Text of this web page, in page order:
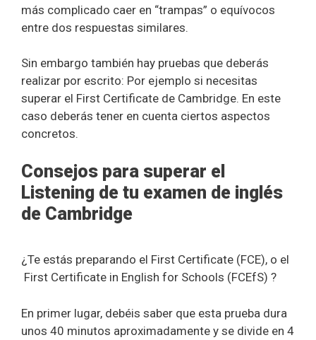
más complicado caer en “trampas” o equívocos
entre dos respuestas similares.
Sin embargo también hay pruebas que deberás
realizar por escrito: Por ejemplo si necesitas
superar el First Certificate de Cambridge. En este
caso deberás tener en cuenta ciertos aspectos
concretos.
Consejos para superar el
Listening de tu examen de inglés
de Cambridge
¿Te estás preparando el First Certificate (FCE), o el
First Certificate in English for Schools (FCEfS) ?
En primer lugar, debéis saber que esta prueba dura
unos 40 minutos aproximadamente y se divide en 4